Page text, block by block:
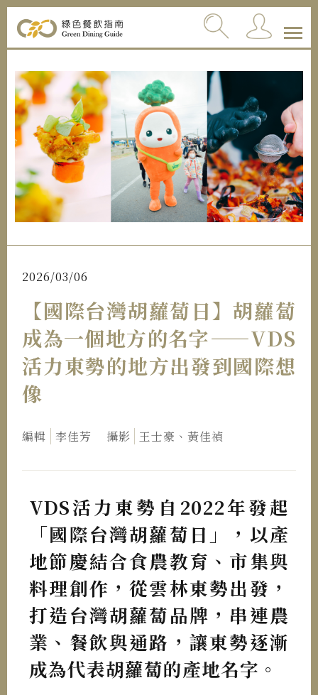
2026/03/06
【國際台灣胡蘿蔔日】胡蘿蔔
成為一個地方的名字——VDS
活力東勢的地方出發到國際想
像
編輯 李佳芳 攝影 王士豪、黃佳禎
VDS活力東勢自2022年發起
「國際台灣胡蘿蔔日」，以產
地節慶結合食農教育、市集與
料理創作，從雲林東勢出發，
打造台灣胡蘿蔔品牌，串連農
業、餐飲與通路，讓東勢逐漸
成為代表胡蘿蔔的產地名字。